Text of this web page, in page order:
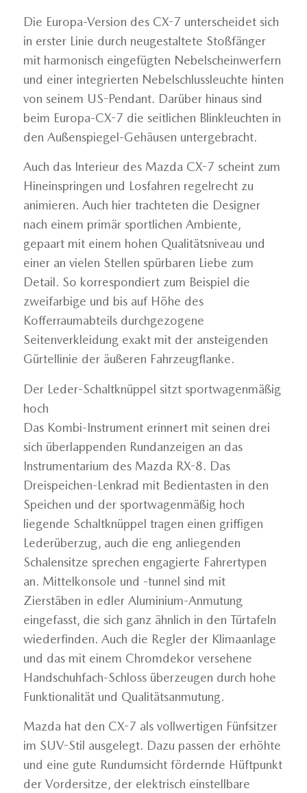
Die Europa-Version des CX-7 unterscheidet sich
in erster Linie durch neugestaltete Stoßfänger
mit harmonisch eingefügten Nebelscheinwerfern
und einer integrierten Nebelschlussleuchte hinten
von seinem US-Pendant. Darüber hinaus sind
beim Europa-CX-7 die seitlichen Blinkleuchten in
den Außenspiegel-Gehäusen untergebracht.
Auch das Interieur des Mazda CX-7 scheint zum
Hineinspringen und Losfahren regelrecht zu
animieren. Auch hier trachteten die Designer
nach einem primär sportlichen Ambiente,
gepaart mit einem hohen Qualitätsniveau und
einer an vielen Stellen spürbaren Liebe zum
Detail. So korrespondiert zum Beispiel die
zweifarbige und bis auf Höhe des
Kofferraumabteils durchgezogene
Seitenverkleidung exakt mit der ansteigenden
Gürtellinie der äußeren Fahrzeugflanke.
Der Leder-Schaltknüppel sitzt sportwagenmäßig
hoch
Das Kombi-Instrument erinnert mit seinen drei
sich überlappenden Rundanzeigen an das
Instrumentarium des Mazda RX-8. Das
Dreispeichen-Lenkrad mit Bedientasten in den
Speichen und der sportwagenmäßig hoch
liegende Schaltknüppel tragen einen griffigen
Lederüberzug, auch die eng anliegenden
Schalensitze sprechen engagierte Fahrertypen
an. Mittelkonsole und -tunnel sind mit
Zierstäben in edler Aluminium-Anmutung
eingefasst, die sich ganz ähnlich in den Türtafeln
wiederfinden. Auch die Regler der Klimaanlage
und das mit einem Chromdekor versehene
Handschuhfach-Schloss überzeugen durch hohe
Funktionalität und Qualitätsanmutung.
Mazda hat den CX-7 als vollwertigen Fünfsitzer
im SUV-Stil ausgelegt. Dazu passen der erhöhte
und eine gute Rundumsicht fördernde Hüftpunkt
der Vordersitze, der elektrisch einstellbare